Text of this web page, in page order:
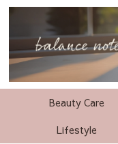
Beauty Care
Lifestyle